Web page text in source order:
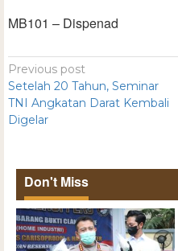
MB101 – Dispenad
Previous post
Setelah 20 Tahun, Seminar
TNI Angkatan Darat Kembali
Digelar
Don't Miss